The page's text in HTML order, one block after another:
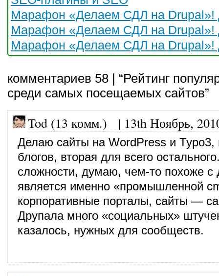
Марафон «Делаем СДЛ на Drupal»!
Марафон «Делаем СДЛ на Drupal»!
Марафон «Делаем СДЛ на Drupal»!
комментариев 58 | “Рейтинг
среди самых посещаемых сайтов”
Tod (13 комм.) | 13th Ноябрь,
Делаю сайты на WordPress и Typo3,
блогов, вторая для всего
сложности, думаю, чем-то похоже с
является именно «промышленной
корпоративные порталы, сайты —
Друпала много «социальных»
казалось, нужных для сообществ.